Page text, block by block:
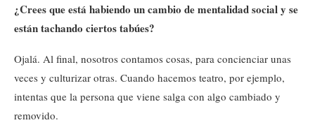
¿Crees que está habiendo un cambio de mentalidad social y se
están tachando ciertos tabúes?
Ojalá. Al final, nosotros contamos cosas, para concienciar unas
veces y culturizar otras. Cuando hacemos teatro, por ejemplo,
intentas que la persona que viene salga con algo cambiado y
removido.